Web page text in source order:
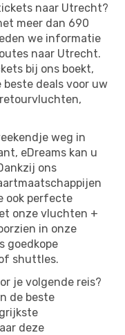
naar Utrecht?
meer dan 690
we informatie
naar Utrecht.
bij ons boekt,
deals voor uw
weg in
eDreams kan u
ons
ook perfecte
onze vluchten +
in onze
goedkope
shuttles.
je volgende reis?
de beste
deze